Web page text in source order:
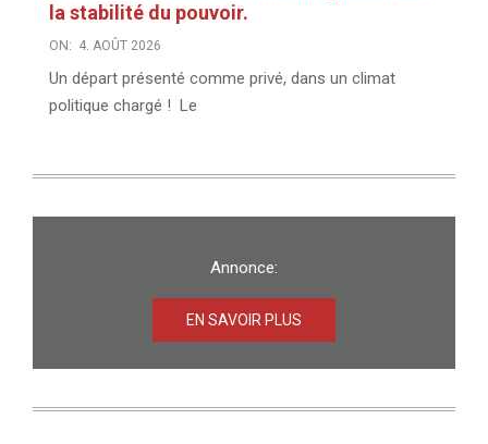
la stabilité du pouvoir.
ON: 4. AOÛT 2026
Un départ présenté comme privé, dans un climat
politique chargé ! Le
Annonce:
EN SAVOIR PLUS